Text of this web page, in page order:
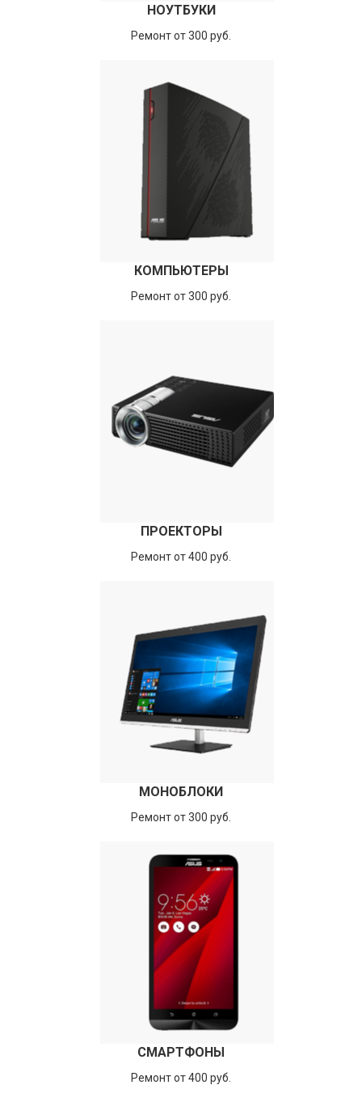
НОУТБУКИ
Ремонт от 300 руб.
КОМПЬЮТЕРЫ
Ремонт от 300 руб.
ПРОЕКТОРЫ
Ремонт от 400 руб.
МОНОБЛОКИ
Ремонт от 300 руб.
СМАРТФОНЫ
Ремонт от 400 руб.